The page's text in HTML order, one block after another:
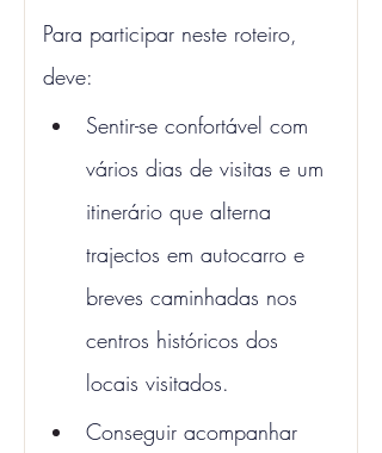
Para participar neste roteiro,
deve:
Sentir-se confortável com
vários dias de visitas e um
itinerário que alterna
trajectos em autocarro e
breves caminhadas nos
centros históricos dos
locais visitados.
Conseguir acompanhar